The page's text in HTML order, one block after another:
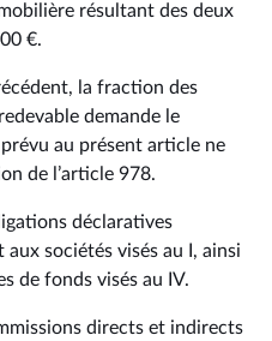
résultant des deux
€.
la fraction des
demande le
au présent article ne
de l’article 978.
déclaratives
sociétés visés au I, ainsi
de fonds visés au IV.
directs et indirects